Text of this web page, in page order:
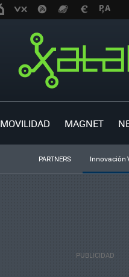
MOVILIDAD MAGNET
PARTNERS Innovación